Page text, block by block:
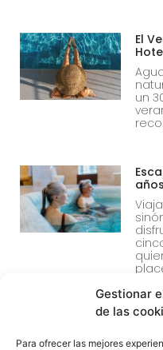
Gestionar
de las
Para ofrecer las mejores
El
un